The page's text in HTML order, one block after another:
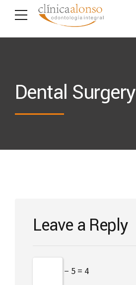
Dental Surgery
Leave a Reply
− 5 = 4